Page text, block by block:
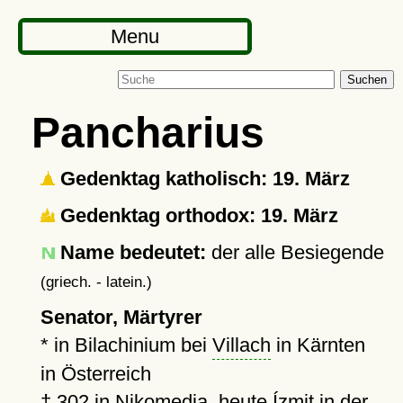
Menu
Suchen
Pancharius
Gedenktag katholisch: 19. März
Gedenktag orthodox: 19. März
Name bedeutet: der alle Besiegende
(griech. - latein.)
Senator, Märtyrer
* in Bilachinium bei Villach in Kärnten
in Österreich